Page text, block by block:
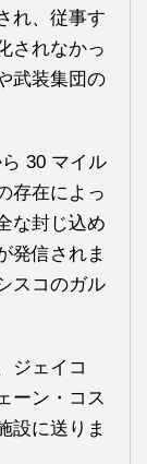
れ、従事す
されなかっ
武装集団の
30 マイル
存在によっ
な封じ込め
発信されま
スコのガル
ジェイコ
ーン・コス
設に送りま